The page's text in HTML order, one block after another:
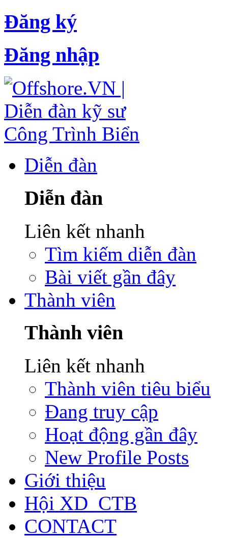
Đăng ký
Đăng nhập
Diễn đàn
Diễn đàn
Liên kết nhanh
Tìm kiếm diễn đàn
Bài viết gần đây
Thành viên
Thành viên
Liên kết nhanh
Thành viên tiêu biểu
Đang truy cập
Hoạt động gần đây
New Profile Posts
Giới thiệu
Hội XD_CTB
CONTACT